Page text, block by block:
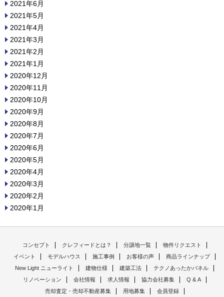
2021年6月
2021年5月
2021年4月
2021年3月
2021年2月
2021年1月
2020年12月
2020年11月
2020年10月
2020年9月
2020年8月
2020年7月
2020年6月
2020年5月
2020年4月
2020年3月
2020年2月
2020年1月
コンセプト クレフィードとは？ 分譲地一覧
物件リクエスト
イベント
モデルハウス 施工事例 お客様の声
商品ラインナップ
New Light ニューライト
建物仕様 建築工法
テクノあったかパネル
リノベーション
会社情報 求人情報 協力会社募集
Q & A
売却査定・売却不動産募集
用地募集 会員登録